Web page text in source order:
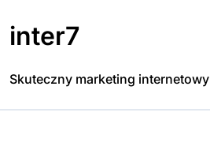
to
content
inter7
Skuteczny marketing internetowy